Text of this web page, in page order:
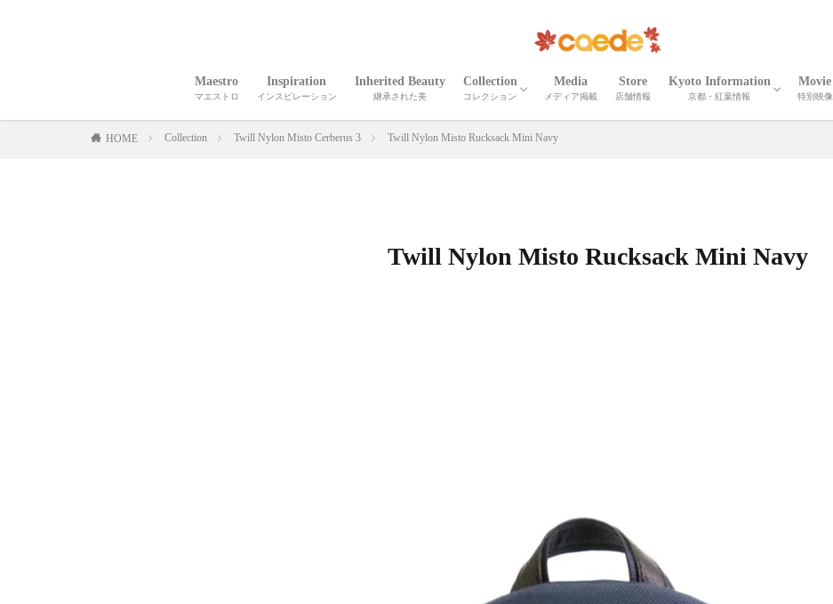
Maestro
マエストロ
Inspiration
インスピレーション
Inherited Beauty
継承された美
Collection
コレクション
CORTEO
ETNA
Madeira
Iris
Palma
Shrink Madeira
Shrink Cube
Cardona
ELLISSE
Shrink Zima
Zima
Recicli ZIMA
Zima leather goods
Prima Bolta
CORTEO MICHELA
Numero
Serena
Wrinkle Serena
Cerberus３
Wrinkle CERBERUS 3
Camouflage Cerberus 3
Adria Misto Cerberus 3
Twill Nylon Misto Cerberus 3
Stella Misto Cerberus
Stella Misto Ruck
Stella Misto Flap
Misto
Miranda
Miranda Ruck
Stella Reversible
Stella Ruck
Maiko Puzzle
Milano Canvas
OTHER
Media
メディア掲載
Store
店舗情報
Kyoto Information
京都・紅葉情報
京都の紅葉
京都・春夏秋冬
京都の名刹・観光情報
京都の伝統工芸・職人技
Movie
特別映像
HOME Collection Twill Nylon Misto Cerberus 3 Twill Nylon Misto Rucksack Mini Navy
Twill Nylon Misto Rucksack Mini Navy